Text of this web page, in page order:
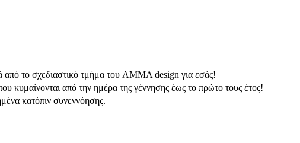
από το σχεδιαστικό τμήμα του AMMA design για εσάς!
κυμαίνονται από την ημέρα της γέννησης έως το πρώτο τους έτος!
κατόπιν συνεννόησης.